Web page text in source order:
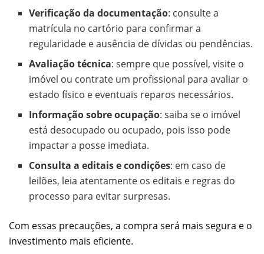
Verificação da documentação: consulte a
matrícula no cartório para confirmar a
regularidade e ausência de dívidas ou pendências.
Avaliação técnica: sempre que possível, visite o
imóvel ou contrate um profissional para avaliar o
estado físico e eventuais reparos necessários.
Informação sobre ocupação: saiba se o imóvel
está desocupado ou ocupado, pois isso pode
impactar a posse imediata.
Consulta a editais e condições: em caso de
leilões, leia atentamente os editais e regras do
processo para evitar surpresas.
Com essas precauções, a compra será mais segura e o
investimento mais eficiente.